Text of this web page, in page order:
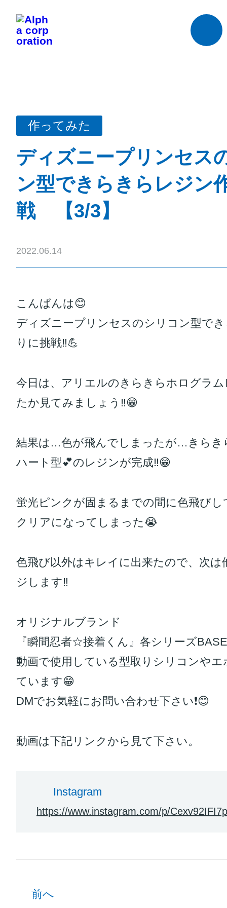
作ってみた
ディズニープリンセス
ン型できらきらレジン
戦 【3/3】
2022.06.14
こんばんは😊
ディズニープリンセスのシリコン型で
りに挑戦‼️💪
今日は、アリエルのきらきらホログラ
たか見てみましょう‼️😁
結果は…色が飛んでしまったが…きらき
ハート型💕のレジンが完成‼️😁
蛍光ピンクが固まるまでの間に色飛び
クリアになってしまった😭
色飛び以外はキレイに出来たので、次は
ジします‼️
オリジナルブランド
『瞬間忍者☆接着くん』各シリーズ
動画で使用している型取りシリコンや
ています😁
DMでお気軽にお問い合わせ下さい❗️😊
動画は下記リンクから見て下さい。
Instagram
https://www.instagram.com/p/
前へ